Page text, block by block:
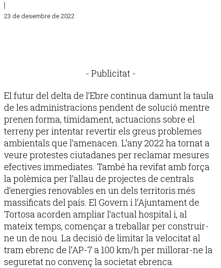
|
23 de desembre de 2022
- Publicitat -
El futur del delta de l’Ebre continua damunt la taula
de les administracions pendent de solució mentre
prenen forma, tímidament, actuacions sobre el
terreny per intentar revertir els greus problemes
ambientals que l’amenacen. L’any 2022 ha tornat a
veure protestes ciutadanes per reclamar mesures
efectives immediates. També ha revifat amb força
la polèmica per l’allau de projectes de centrals
d’energies renovables en un dels territoris més
massificats del país. El Govern i l’Ajuntament de
Tortosa acorden ampliar l’actual hospital i, al
mateix temps, començar a treballar per construir-
ne un de nou. La decisió de limitar la velocitat al
tram ebrenc de l’AP-7 a 100 km/h per millorar-ne la
seguretat no convenç la societat ebrenca.